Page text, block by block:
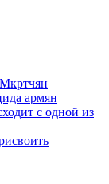
армян
с одной из